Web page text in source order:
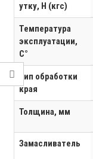
утку, Н (кгс)
Температура
эксплуатации,
C°
Тип обработки
края
Толщина, мм
Замасливатель